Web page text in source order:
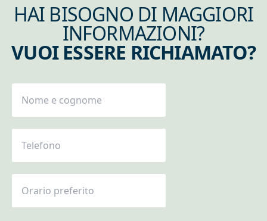
HAI BISOGNO DI MAGGIORI
INFORMAZIONI?
VUOI ESSERE RICHIAMATO?